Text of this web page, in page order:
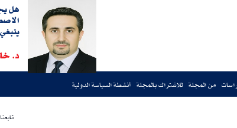
هل
د.
من المجلة للاشتراك بالمجلة أنشطة السياسة الدولية